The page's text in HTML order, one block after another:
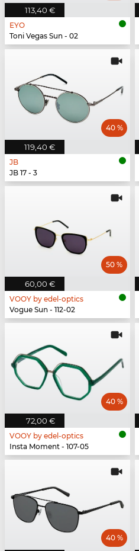
113,40 €
EYO
Toni Vegas Sun - 02
119,40 €
40 %
JB
JB 17 - 3
60,00 €
50 %
VOOY by edel-optics
Vogue Sun - 112-02
72,00 €
40 %
VOOY by edel-optics
Insta Moment - 107-05
40 %